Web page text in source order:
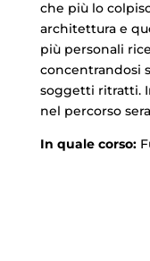
che più lo
architettura e
più personali
concentrandosi
soggetti ritratti.
nel percorso
In quale corso: